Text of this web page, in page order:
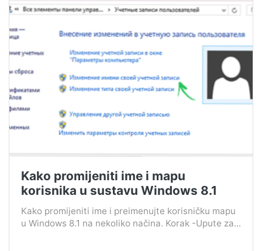
Kako promijeniti ime i mapu
korisnika u sustavu Windows 8.1
Kako promijeniti ime i preimenujte korisničku mapu
u Windows 8.1 na nekoliko načina. Korak -Upute za...